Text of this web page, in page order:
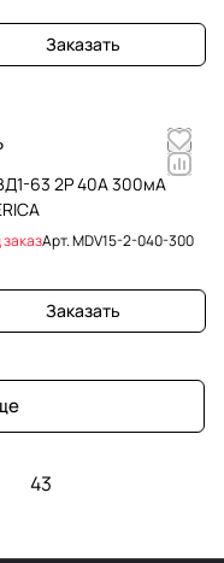
Заказать
63 2Р 40А 300мА
Арт.MDV15-2-040-300
Заказать
43